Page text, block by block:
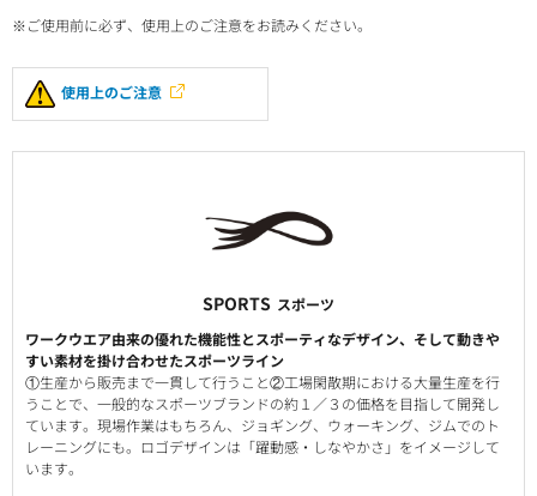
※ご使用前に必ず、使用上のご注意をお読みください。
使用上のご注意
SPORTS スポーツ
ワークウエア由来の優れた機能性とスポーティなデザイン、そして動きや
すい素材を掛け合わせたスポーツライン
①生産から販売まで一貫して行うこと②工場閑散期における大量生産を行
うことで、一般的なスポーツブランドの約１／３の価格を目指して開発し
ています。現場作業はもちろん、ジョギング、ウォーキング、ジムでのト
レーニングにも。ロゴデザインは「躍動感・しなやかさ」をイメージして
います。